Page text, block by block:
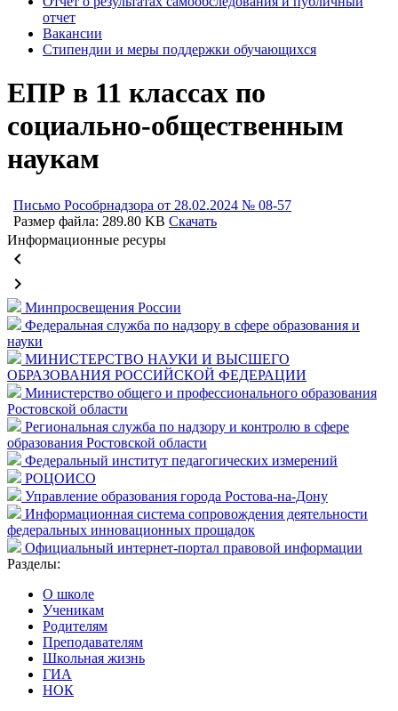
отчет
Вакансии
Стипендии и меры поддержки обучающихся
ЕПР в 11 классах по
социально-общественным
наукам
Письмо Рособрнадзора от 28.02.2024 № 08-57
Размер файла: 289.80 KB Скачать
Информационные ресуры
keyboard_arrow_left
keyboard_arrow_right
Минпросвещения России
Федеральная служба по надзору в сфере образования и
науки
МИНИСТЕРСТВО НАУКИ И ВЫСШЕГО
ОБРАЗОВАНИЯ РОССИЙСКОЙ ФЕДЕРАЦИИ
Министерство общего и профессионального образования
Ростовской области
Региональная служба по надзору и контролю в сфере
образования Ростовской области
Федеральный институт педагогических измерений
РОЦОИСО
Управление образования города Ростова-на-Дону
Информационная система сопровождения деятельности
федеральных инновационных прощадок
Официальный интернет-портал правовой информации
Разделы:
О школе
Ученикам
Родителям
Преподавателям
Школьная жизнь
ГИА
НОК